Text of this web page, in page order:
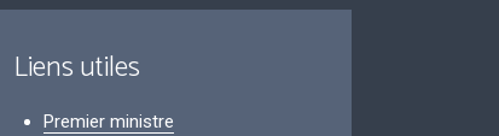
Liens utiles
Premier ministre